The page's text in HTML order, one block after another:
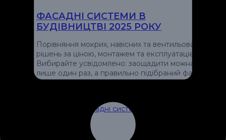
ФАСАДНІ СИСТЕМИ В
БУДІВНИЦТВІ 2025 РОКУ
Порівняння мокрих, навісних та вентильованих
рішень за ціною, монтажем та експлуатацією.
Вибирайте усвідомлено: заощадити можна
лише один раз, а правильно підібраний фасад
працюватиме десятиліттями – економно,
Фасадні системи в будівництві